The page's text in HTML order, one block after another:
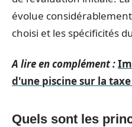
évolue
choisi et les spécificités
A lire en complément :
d'une piscine sur la
Quels sont les